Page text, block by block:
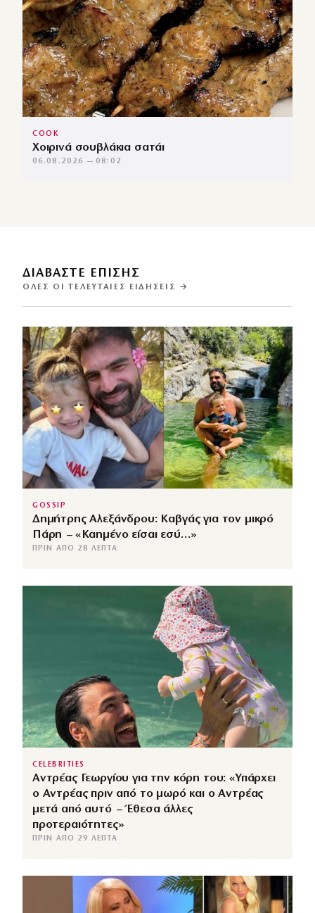
COOK
Χοιρινά σουβλάκια σατάι
06.08.2026 — 08:02
ΔΙΑΒΑΣΤΕ ΕΠΙΣΗΣ
ΌΛΕΣ ΟΙ ΤΕΛΕΥΤΑΊΕΣ ΕΙΔΉΣΕΙΣ →
GOSSIP
Δημήτρης Αλεξάνδρου: Καβγάς για τον μικρό
Πάρη – «Καημένο είσαι εσύ…»
ΠΡΙΝ ΑΠΌ 28 ΛΕΠΤΆ
CELEBRITIES
Αντρέας Γεωργίου για την κόρη του: «Υπάρχει
ο Αντρέας πριν από το μωρό και ο Αντρέας
μετά από αυτό – Έθεσα άλλες
προτεραιότητες»
ΠΡΙΝ ΑΠΌ 29 ΛΕΠΤΆ